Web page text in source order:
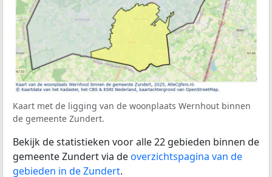
Kaart met de ligging van de woonplaats Wernhout binnen
de gemeente Zundert.
Bekijk de statistieken voor alle 22 gebieden binnen de
gemeente Zundert via deoverzichtspagina van de
gebieden in de Zundert.